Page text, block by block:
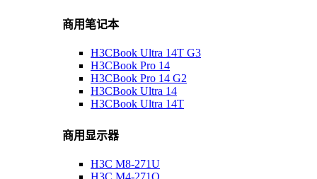
商用笔记本
H3CBook Ultra 14T G3
H3CBook Pro 14
H3CBook Pro 14 G2
H3CBook Ultra 14
H3CBook Ultra 14T
商用显示器
H3C M8-271U
H3C M4-271Q